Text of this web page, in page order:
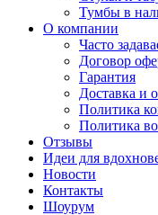
Тумбы в
О компании
Часто
Договор
Гарантия
Доставка и
Политика
Политика
Отзывы
Идеи для
Новости
Контакты
Шоурум